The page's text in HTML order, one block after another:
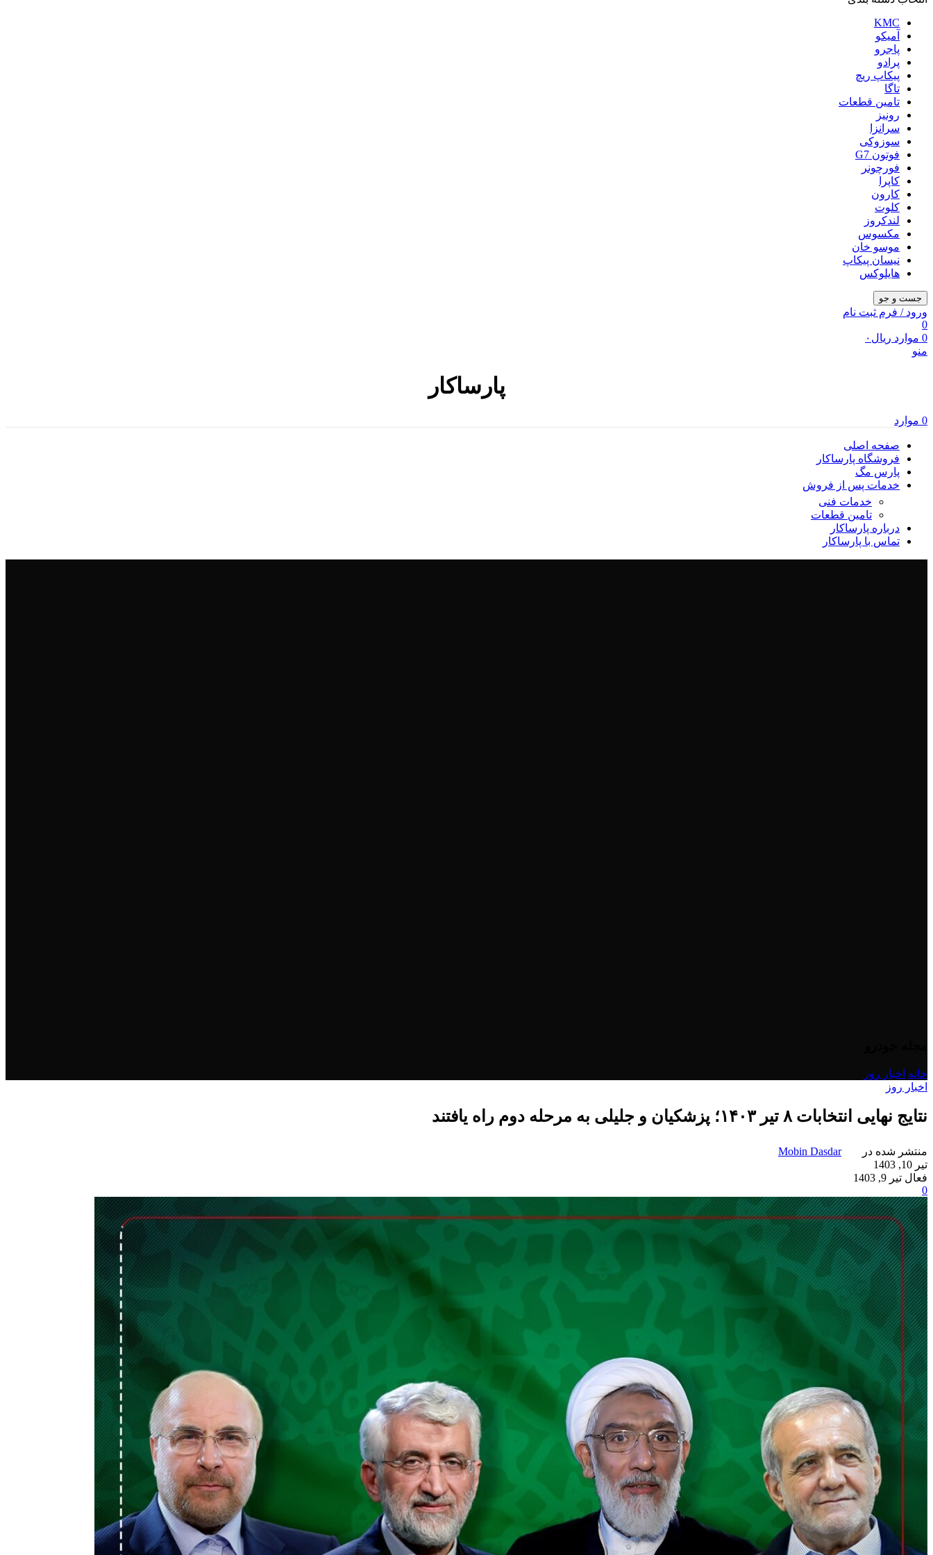
KMC
آمیکو
پاجرو
پرادو
پیکاپ ریچ
تاگا
تامین قطعات
رونیز
سرانزا
سوزوکی
فوتون G7
فورچونر
کاپرا
کارون
کلوت
لندکروز
مکسوس
موسو خان
نیسان پیکاپ
هایلوکس
جست و جو
ورود / فرم ثبت نام
0
0 موارد ریال ۰
منو
پارساکار
0 موارد
صفحه اصلی
فروشگاه پارساکار
پارس مگ
خدمات پس از فروش
خدمات فنی
تامین قطعات
درباره پارساکار
تماس با پارساکار
خانه اخبار روز
اخبار روز
نتایج نهایی انتخابات ۸ تیر ۱۴۰۳؛ پزشکیان و جلیلی به مرحله دوم راه یافتند
منتشر شده در
Mobin Dasdar
تیر 10, 1403
فعال تیر 9, 1403
0